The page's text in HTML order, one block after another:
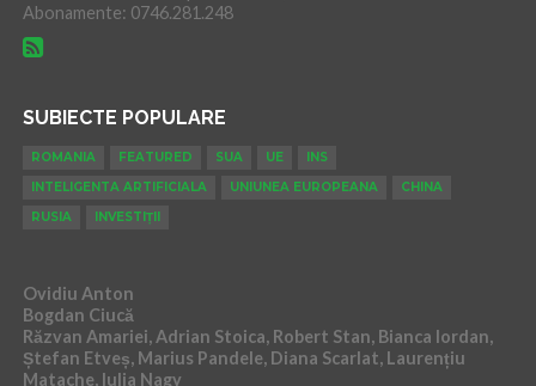
Abonamente: 0746.281.248
SUBIECTE POPULARE
ROMANIA FEATURED SUA UE
INS
INTELIGENTA ARTIFICIALA
UNIUNEA EUROPEANA
CHINA
RUSIA
INVESTIȚII
Ovidiu Anton
Bogdan Ciucă
Răzvan Amariei, Adrian Stoica, Robert Stan, Bianca Iordan,
Ștefan Etveș, Marius Pandele, Diana Scarlat, Laurențiu
Matache, Iulia Nagy